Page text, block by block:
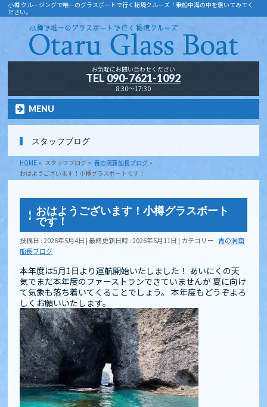
小樽 クルージングで唯一のグラスボートで行く秘境クルーズ！乗船中海の中を覗いてみてく
ださい。
お気軽にお問い合わせください
TEL 090-7621-1092
8:30～17:30
MENU
スタッフブログ
HOME » スタッフブログ » 青の洞窟船長ブログ »
おはようございます！小樽グラスボートです！
おはようございます！小樽グラスボート
です！
投稿日 : 2026年5月4日 最終更新日時 : 2026年5月11日 カテゴリー :青の洞窟
船長ブログ
本年度は5月1日より運航開始いたしました！ あいにくの天
気でまだ本年度のファーストランできていませんが 夏に向け
て気象も落ち着いてくることでしょう。 本年度もどうぞよろ
しくお願いいたします。